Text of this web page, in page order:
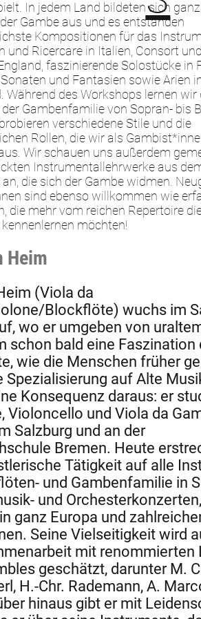
In jedem Land bildeten sich
Gambe aus und es entstanden
Kompositionen für das
und Ricercare in Italien, Consort
faszinierende Solostücke in
und Fantasien sowie Arien
Während des Workshops lernen wir
Gambenfamilie von Sopran- bis
verschiedene Stile und die
Rollen, die wir als
Wir schauen uns außerdem
Instrumentallehrwerke aus
die sich der Gambe widmen.
sind ebenso willkommen wie
die mehr vom reichen Repertoire
möchten!
Heim
(Viola da
Blockflöte) wuchs im
wo er umgeben von
schon bald eine Faszination
wie die Menschen früher
Spezialisierung auf Alte
Konsequenz daraus: er
Violoncello und Viola da
Salzburg und an der
Bremen. Heute
Tätigkeit auf alle
und Gambenfamilie in
und
ganz Europa und
Seine Vielseitigkeit wird
mit renommierten
geschätzt, darunter M.
H.-Chr. Rademann, A.
hinaus gibt er mit